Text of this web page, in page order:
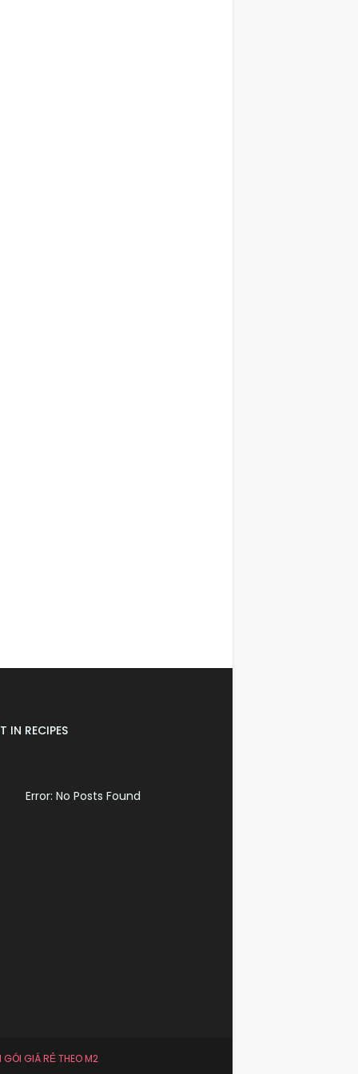
IN RECIPES
Error: No Posts Found
GIÁ RẺ THEO M2